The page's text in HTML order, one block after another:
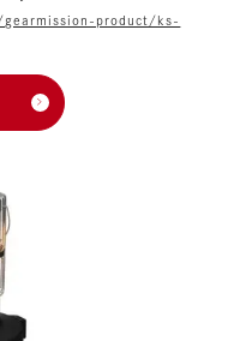
product/ks-